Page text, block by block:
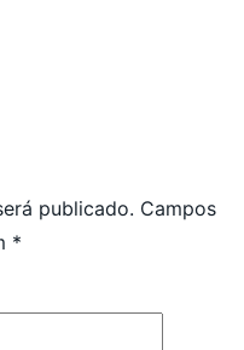
publicado. Campos
*